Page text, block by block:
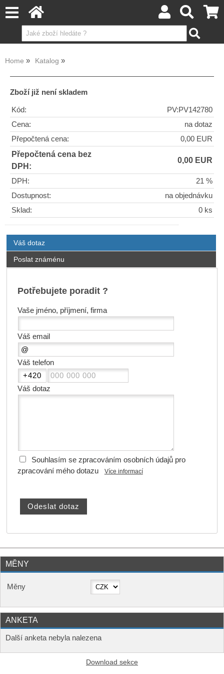
Home Katalog
Zboží již není skladem
Kód:
PV:PV142780
Cena:
na dotaz
Přepočtená cena:
0,00 EUR
Přepočtená cena bez
DPH:
0,00 EUR
DPH:
21 %
Dostupnost:
na objednávku
Sklad:
0 ks
Váš dotaz
Poslat známénu
Potřebujete poradit ?
Vaše jméno, příjmení, firma
Váš email
Váš telefon
Váš dotaz
Souhlasím se zpracováním osobních údajů pro
zpracování mého dotazu
Více informací
MĚNY
Měny
ANKETA
Další anketa nebyla nalezena
Download sekce